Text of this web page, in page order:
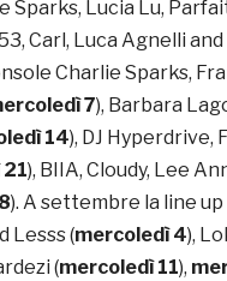
Sparks, Lucia Lu,
Carl, Luca Agnelli
Charlie Sparks,
7), Barbara
14), DJ Hyperdrive,
), BIIA, Cloudy, Lee
). A settembre la line
Lesss (mercoledì 4),
(mercoledì 11),